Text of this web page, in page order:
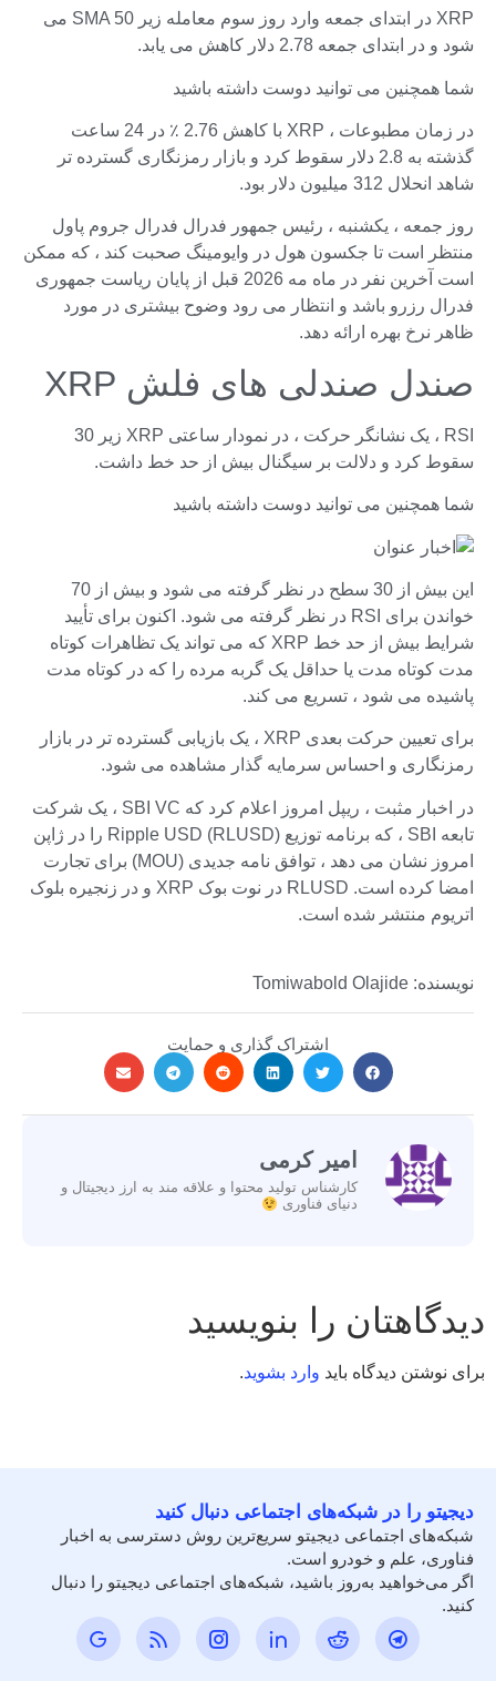
XRP در ابتدای جمعه وارد روز سوم معامله زیر SMA 50 می
شود و در ابتدای جمعه 2.78 دلار کاهش می یابد.
شما همچنین می توانید دوست داشته باشید
در زمان مطبوعات ، XRP با کاهش 2.76 ٪ در 24 ساعت
گذشته به 2.8 دلار سقوط کرد و بازار رمزنگاری گسترده تر
شاهد انحلال 312 میلیون دلار بود.
روز جمعه ، یکشنبه ، رئیس جمهور فدرال فدرال جروم پاول
منتظر است تا جکسون هول در وایومینگ صحبت کند ، که ممکن
است آخرین نفر در ماه مه 2026 قبل از پایان ریاست جمهوری
فدرال رزرو باشد و انتظار می رود وضوح بیشتری در مورد
ظاهر نرخ بهره ارائه دهد.
صندل صندلی های فلش XRP
RSI ، یک نشانگر حرکت ، در نمودار ساعتی XRP زیر 30
سقوط کرد و دلالت بر سیگنال بیش از حد خط داشت.
شما همچنین می توانید دوست داشته باشید
این بیش از 30 سطح در نظر گرفته می شود و بیش از 70
خواندن برای RSI در نظر گرفته می شود. اکنون برای تأیید
شرایط بیش از حد خط XRP که می تواند یک تظاهرات کوتاه
مدت کوتاه مدت یا حداقل یک گربه مرده را که در کوتاه مدت
پاشیده می شود ، تسریع می کند.
برای تعیین حرکت بعدی XRP ، یک بازیابی گسترده تر در بازار
رمزنگاری و احساس سرمایه گذار مشاهده می شود.
در اخبار مثبت ، ریپل امروز اعلام کرد که SBI VC ، یک شرکت
تابعه SBI ، که برنامه توزیع Ripple USD (RLUSD) را در ژاپن
امروز نشان می دهد ، توافق نامه جدیدی (MOU) برای تجارت
امضا کرده است. RLUSD در نوت بوک XRP و در زنجیره بلوک
اتریوم منتشر شده است.
نویسنده: Tomiwabold Olajide
اشتراک گذاری و حمایت
امیر کرمی
کارشناس تولید محتوا و علاقه مند به ارز دیجیتال و
دنیای فناوری
دیدگاهتان را بنویسید
برای نوشتن دیدگاه باید وارد بشوید.
دیجیتو را در شبکه‌های اجتماعی دنبال کنید
شبکه‌های اجتماعی دیجیتو سریع‌ترین روش دسترسی به اخبار
فناوری، علم و خودرو است.
اگر می‌خواهید به‌روز باشید، شبکه‌های اجتماعی دیجیتو را دنبال
کنید.